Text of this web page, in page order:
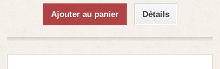
Ajouter au panier Détails